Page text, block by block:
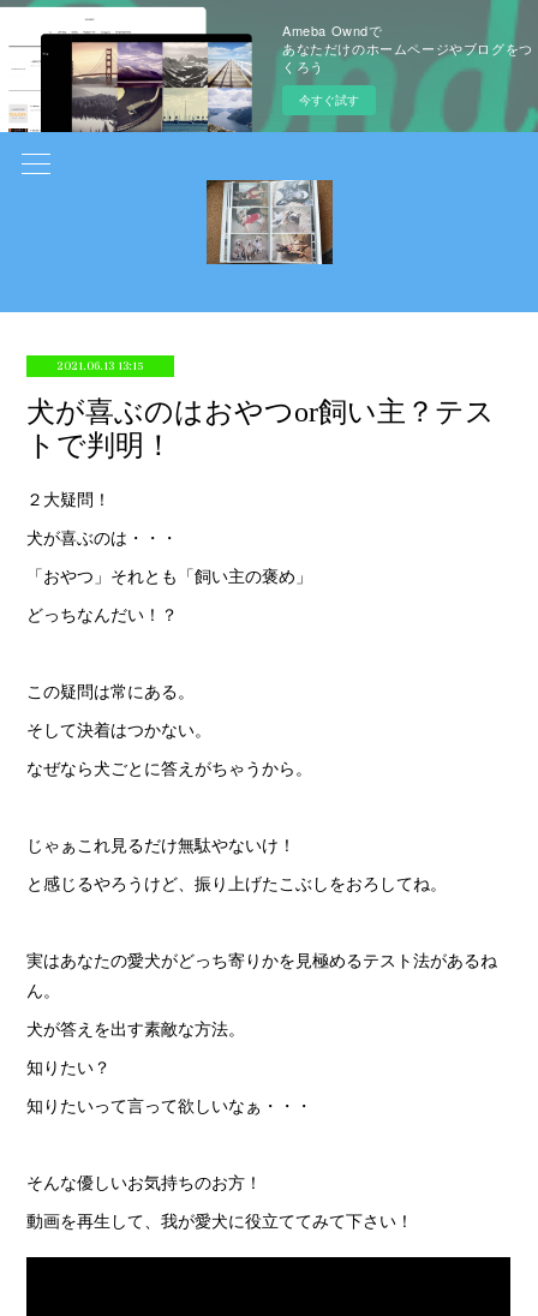
Ameba Owndで
あなただけのホームページやブログをつ
くろう
今すぐ試す
2021.06.13 13:15
犬が喜ぶのはおやつor飼い主？テス
トで判明！
２大疑問！
犬が喜ぶのは・・・
「おやつ」それとも「飼い主の褒め」
どっちなんだい！？
この疑問は常にある。
そして決着はつかない。
なぜなら犬ごとに答えがちゃうから。
じゃぁこれ見るだけ無駄やないけ！
と感じるやろうけど、振り上げたこぶしをおろしてね。
実はあなたの愛犬がどっち寄りかを見極めるテスト法があるね
ん。
犬が答えを出す素敵な方法。
知りたい？
知りたいって言って欲しいなぁ・・・
そんな優しいお気持ちのお方！
動画を再生して、我が愛犬に役立ててみて下さい！